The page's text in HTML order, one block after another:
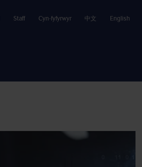
Staff Cyn-fyfyrwyr 中文 English